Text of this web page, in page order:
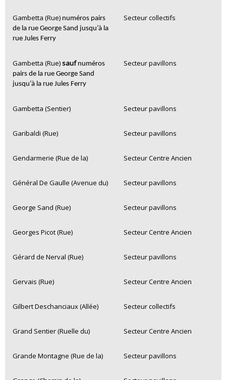
Gambetta (Rue) numéros pairs
de la rue George Sand jusqu’à la
rue Jules Ferry
Secteur collectifs
Gambetta (Rue)sauf numéros
pairs de la rue George Sand
jusqu’à la rue Jules Ferry
Secteur pavillons
Gambetta (Sentier) Secteur pavillons
Garibaldi (Rue) Secteur pavillons
Gendarmerie (Rue de la) Secteur Centre Ancien
Général De Gaulle (Avenue du) Secteur pavillons
George Sand (Rue) Secteur pavillons
Georges Picot (Rue) Secteur Centre Ancien
Gérard de Nerval (Rue) Secteur pavillons
Gervais (Rue) Secteur Centre Ancien
Gilbert Deschanciaux (Allée) Secteur collectifs
Grand Sentier (Ruelle du) Secteur Centre Ancien
Grande Montagne (Rue de la) Secteur pavillons